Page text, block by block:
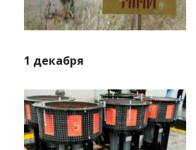
1 декабря
Instagram
Facebook
Twitter